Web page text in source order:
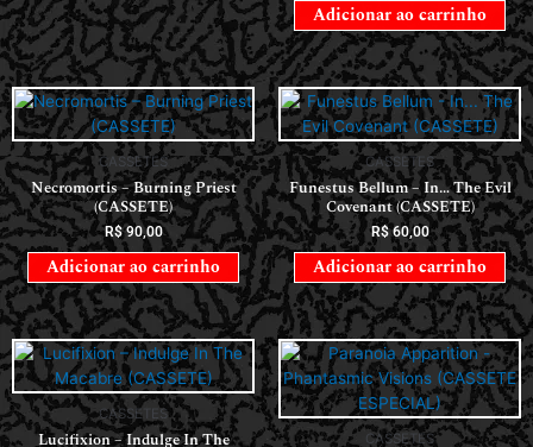
Adicionar ao carrinho
CASSETES
Necromortis – Burning Priest
(CASSETE)
R$90,00
Adicionar ao carrinho
CASSETES
Funestus Bellum – In… The Evil
Covenant (CASSETE)
R$60,00
Adicionar ao carrinho
CASSETES
Lucifixion – Indulge In The
CASSETES